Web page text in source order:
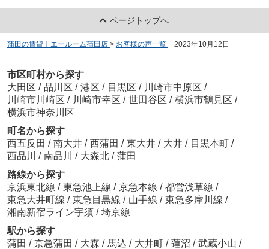
ページトップへ
蒲田の賃貸｜エールーム蒲田店 > お客様の声一覧 2023年10月12日
市区町村から探す
大田区 / 品川区 / 港区 / 目黒区 / 川崎市中原区 /
川崎市川崎区 / 川崎市幸区 / 世田谷区 / 横浜市鶴見区 /
横浜市神奈川区
町名から探す
西五反田 / 南大井 / 西蒲田 / 東大井 / 大井 / 目黒本町 /
西品川 / 南品川 / 大森北 / 蒲田
路線から探す
京浜東北線 / 東急池上線 / 京急本線 / 都営浅草線 /
東急大井町線 / 東急目黒線 / 山手線 / 東急多摩川線 /
湘南新宿ライン宇須 / 埼京線
駅から探す
蒲田 / 京急蒲田 / 大森 / 馬込 / 大井町 / 蓮沼 / 武蔵小山 /